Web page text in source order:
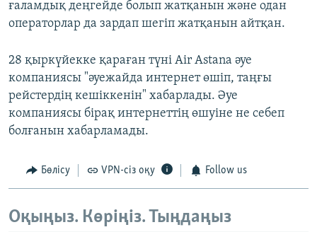
ғаламдық деңгейде болып жатқанын және одан
операторлар да зардап шегіп жатқанын айтқан.
28 қыркүйекке қараған түні Air Astana әуе
компаниясы "әуежайда интернет өшіп, таңғы
рейстердің кешіккенін" хабарлады. Әуе
компаниясы бірақ интернеттің өшуіне не себеп
болғанын хабарламады.
Бөлісу VPN-сіз оқу Follow us
Оқыңыз. Көріңіз. Тыңдаңыз